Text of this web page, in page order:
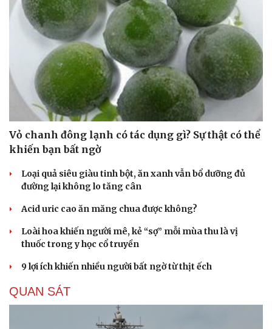
Vỏ chanh đông lạnh có tác dụng gì? Sự thật có thể
khiến bạn bất ngờ
Loại quả siêu giàu tinh bột, ăn xanh vẫn bổ dưỡng đủ
đường lại không lo tăng cân
Acid uric cao ăn măng chua được không?
Loài hoa khiến người mê, kẻ “sợ” mỗi mùa thu là vị
thuốc trong y học cổ truyền
9 lợi ích khiến nhiều người bất ngờ từ thịt ếch
QUAN SÁT